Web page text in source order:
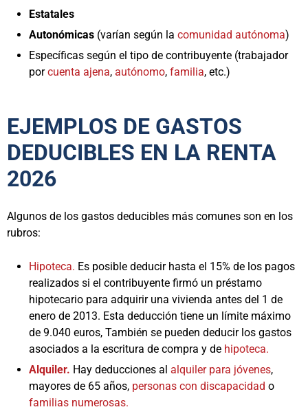
Estatales
Autonómicas (varían según la comunidad autónoma)
Específicas según el tipo de contribuyente (trabajador
porcuenta ajena, autónomo, familia, etc.)
EJEMPLOS DE GASTOS
DEDUCIBLES EN LA RENTA
2026
Algunos de los gastos deducibles más comunes son en los
rubros:
Hipoteca. Es posible deducir hasta el 15% de los pagos
realizados si el contribuyente firmó un préstamo
hipotecario para adquirir una vivienda antes del 1 de
enero de 2013. Esta deducción tiene un límite máximo
de 9.040 euros, También se pueden deducir los gastos
asociados a la escritura de compra y de hipoteca.
Alquiler. Hay deducciones al alquiler para jóvenes,
mayores de 65 años, personas con discapacidad o
familias numerosas.